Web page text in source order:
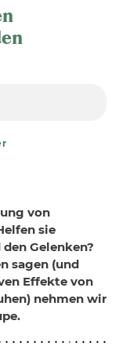
von
sie
Gelenken?
sagen (und
Effekte von
nehmen wir